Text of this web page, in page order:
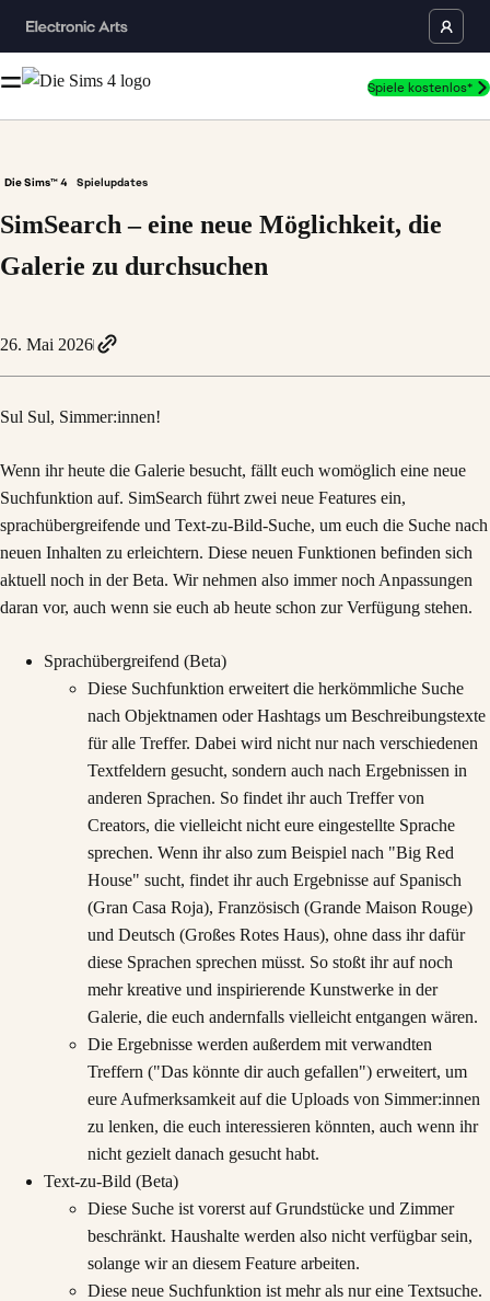
Spiele kostenlos*
Die Sims™ 4 Spielupdates
SimSearch – eine neue Möglichkeit, die
Galerie zu durchsuchen
26. Mai 2026
Sul Sul, Simmer:innen!
Wenn ihr heute die Galerie besucht, fällt euch womöglich eine neue
Suchfunktion auf. SimSearch führt zwei neue Features ein,
sprachübergreifende und Text-zu-Bild-Suche, um euch die Suche nach
neuen Inhalten zu erleichtern. Diese neuen Funktionen befinden sich
aktuell noch in der Beta. Wir nehmen also immer noch Anpassungen
daran vor, auch wenn sie euch ab heute schon zur Verfügung stehen.
Sprachübergreifend (Beta)
Diese Suchfunktion erweitert die herkömmliche Suche
nach Objektnamen oder Hashtags um Beschreibungstexte
für alle Treffer. Dabei wird nicht nur nach verschiedenen
Textfeldern gesucht, sondern auch nach Ergebnissen in
anderen Sprachen. So findet ihr auch Treffer von
Creators, die vielleicht nicht eure eingestellte Sprache
sprechen. Wenn ihr also zum Beispiel nach "Big Red
House" sucht, findet ihr auch Ergebnisse auf Spanisch
(Gran Casa Roja), Französisch (Grande Maison Rouge)
und Deutsch (Großes Rotes Haus), ohne dass ihr dafür
diese Sprachen sprechen müsst. So stoßt ihr auf noch
mehr kreative und inspirierende Kunstwerke in der
Galerie, die euch andernfalls vielleicht entgangen wären.
Die Ergebnisse werden außerdem mit verwandten
Treffern ("Das könnte dir auch gefallen") erweitert, um
eure Aufmerksamkeit auf die Uploads von Simmer:innen
zu lenken, die euch interessieren könnten, auch wenn ihr
nicht gezielt danach gesucht habt.
Text-zu-Bild (Beta)
Diese Suche ist vorerst auf Grundstücke und Zimmer
beschränkt. Haushalte werden also nicht verfügbar sein,
solange wir an diesem Feature arbeiten.
Diese neue Suchfunktion ist mehr als nur eine Textsuche.